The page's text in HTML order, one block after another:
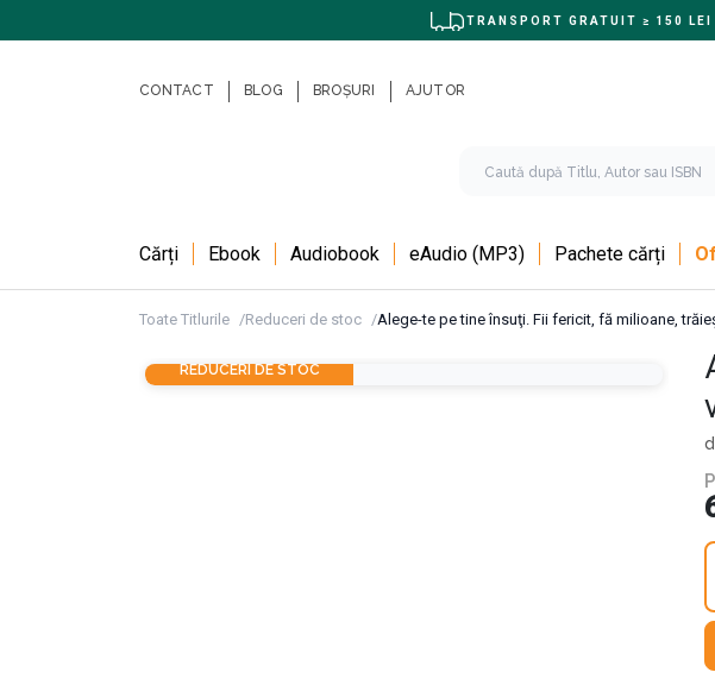
TRANSPORT GRATUIT ≥ 150 LEI
CONTACT BLOG BROȘURI AJUTOR
Cărți Ebook Audiobook eAudio (MP3) Pachete cărți
Toate Titlurile Reduceri de stoc Alege-te pe tine însuţi. Fii fericit, fă milioane,
REDUCERI DE STOC